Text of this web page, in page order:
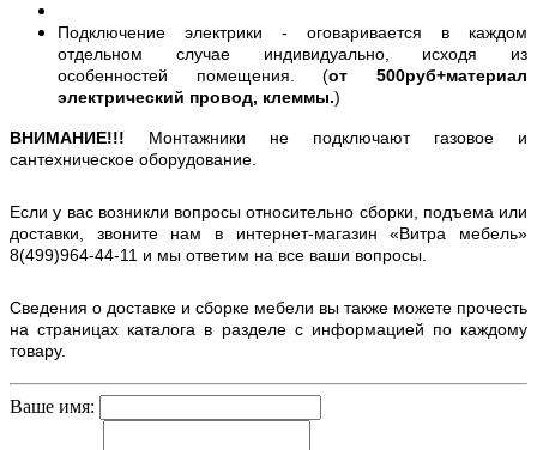
Подключение электрики - оговаривается в каждом
отдельном случае индивидуально, исходя из
особенностей помещения. (от 500руб+материал
электрический провод, клеммы.)
ВНИМАНИЕ!!! Монтажники не подключают газовое и
сантехническое оборудование.
Если у вас возникли вопросы относительно сборки, подъема или
доставки, звоните нам в интернет-магазин «Витра мебель»
8(499)964-44-11 и мы ответим на все ваши вопросы.
Сведения о доставке и сборке мебели вы также можете прочесть
на страницах каталога в разделе с информацией по каждому
товару.
Ваше имя: